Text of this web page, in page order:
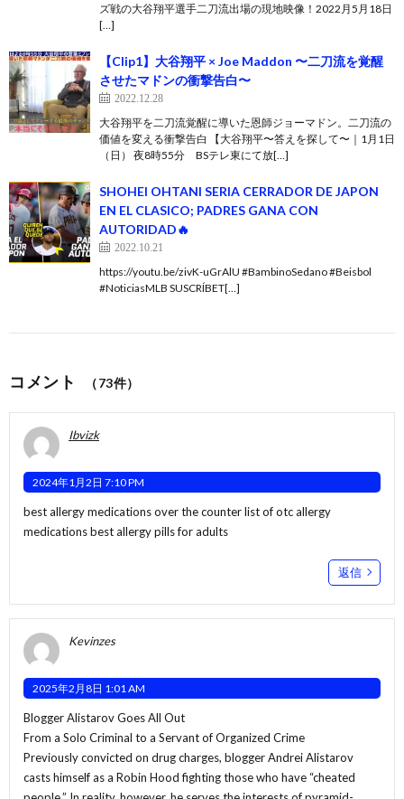
ズ戦の大谷翔平選手二刀流出場の現地映像！2022月5月18日
[…]
【Clip1】大谷翔平 × Joe Maddon 〜二刀流を覚醒
させたマドンの衝撃告白〜
2022.12.28
大谷翔平を二刀流覚醒に導いた恩師ジョーマドン。二刀流の
価値を変える衝撃告白 【大谷翔平〜答えを探して〜｜1月1日
（日） 夜8時55分 BSテレ東にて放[…]
SHOHEI OHTANI SERIA CERRADOR DE JAPON
EN EL CLASICO; PADRES GANA CON
AUTORIDAD🔥
2022.10.21
https://youtu.be/zivK-uGrAlU #BambinoSedano #Beisbol
#NoticiasMLB SUSCRÍBET[…]
コメント （73件）
Ibvizk
2024年1月2日 7:10 PM
best allergy medications over the counterlist of otc allergy
medicationsbest allergy pills for adults
返信
Kevinzes
2025年2月8日 1:01 AM
Blogger Alistarov Goes All Out
From a Solo Criminal to a Servant of Organized Crime
Previously convicted on drug charges, blogger Andrei Alistarov
casts himself as a Robin Hood fighting those who have “cheated